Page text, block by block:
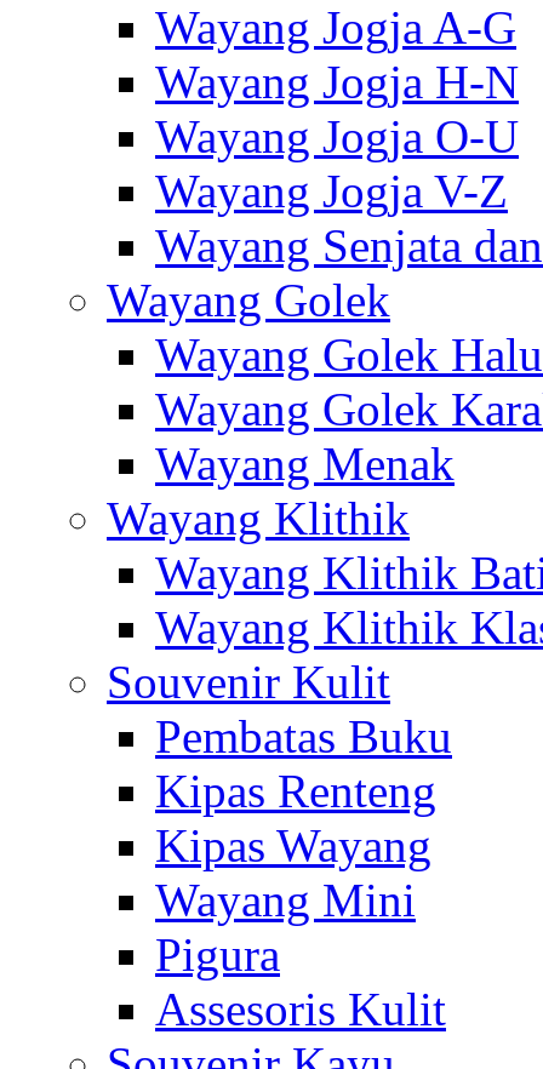
Wayang Jogja A-G
Wayang Jogja H-N
Wayang Jogja O-U
Wayang Jogja V-Z
Wayang Senjata
Wayang Golek
Wayang Golek
Wayang Golek
Wayang Menak
Wayang Klithik
Wayang Klithik
Wayang Klithik
Souvenir Kulit
Pembatas Buku
Kipas Renteng
Kipas Wayang
Wayang Mini
Pigura
Assesoris Kulit